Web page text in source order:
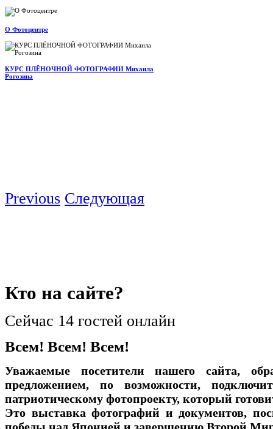
О Фотоцентре
КУРС ПЛЁНОЧНОЙ ФОТОГРАФИИ Михаила
Рогозина
Previous Следующая
Кто на сайте?
Сейчас 14 гостей онлайн
Всем! Всем! Всем!
Уважаемые посетители нашего сайта,
предложением, по возможности,
патриотическому фотопроекту, который
Это выставка фотографий и документов,